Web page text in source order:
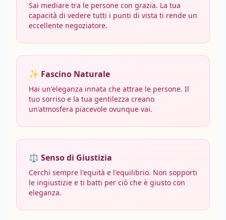
Sai mediare tra le persone con grazia. La tua
capacità di vedere tutti i punti di vista ti rende un
eccellente negoziatore.
✨ Fascino Naturale
Hai un'eleganza innata che attrae le persone. Il
tuo sorriso e la tua gentilezza creano
un'atmosfera piacevole ovunque vai.
⚖️ Senso di Giustizia
Cerchi sempre l'equità e l'equilibrio. Non sopporti
le ingiustizie e ti batti per ciò che è giusto con
eleganza.